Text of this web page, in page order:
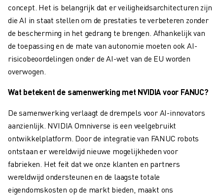
concept. Het is belangrijk dat er veiligheidsarchitecturen zijn
die AI in staat stellen om de prestaties te verbeteren zonder
de bescherming in het gedrang te brengen. Afhankelijk van
de toepassing en de mate van autonomie moeten ook AI-
risicobeoordelingen onder de AI-wet van de EU worden
overwogen.
Wat betekent de samenwerking met NVIDIA voor FANUC?
De samenwerking verlaagt de drempels voor AI-innovators
aanzienlijk. NVIDIA Omniverse is een veelgebruikt
ontwikkelplatform. Door de integratie van FANUC robots
ontstaan er wereldwijd nieuwe mogelijkheden voor
fabrieken. Het feit dat we onze klanten en partners
wereldwijd ondersteunen en de laagste totale
eigendomskosten op de markt bieden, maakt ons